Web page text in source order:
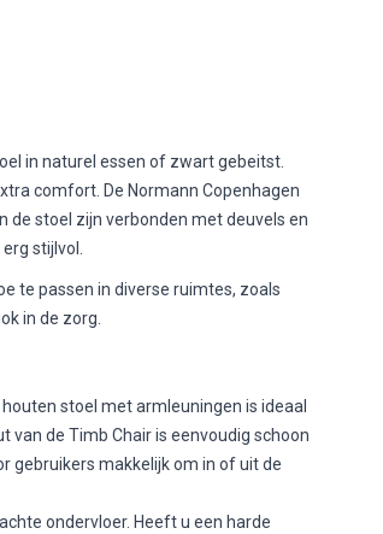
in naturel essen of zwart gebeitst.
comfort. De Normann Copenhagen
de stoel zijn verbonden met deuvels en
stijlvol.
te passen in diverse ruimtes, zoals
in de zorg.
stoel met armleuningen is ideaal
van de Timb Chair is eenvoudig schoon
gebruikers makkelijk om in of uit de
ondervloer. Heeft u een harde